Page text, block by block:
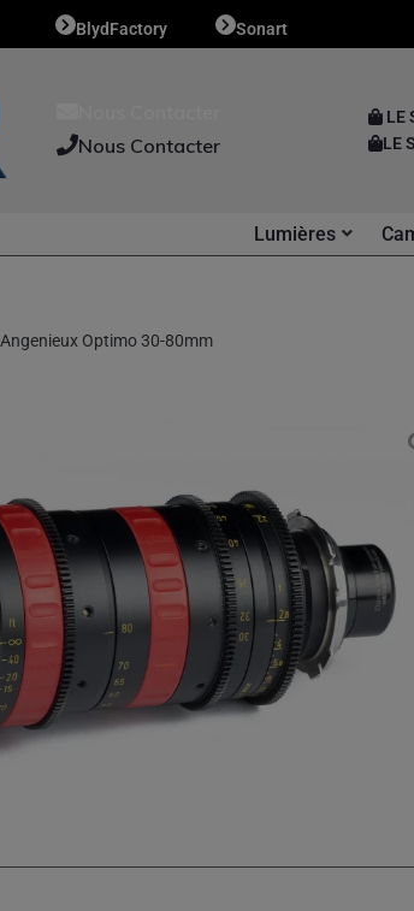
BlydFactory Sonart
Nous Contacter
LE
LE
Lumières
Angenieux Optimo 30-80mm